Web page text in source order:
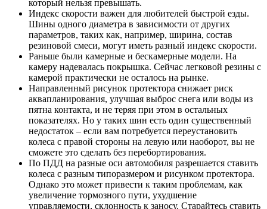
который нельзя превышать.
Индекс скорости важен для любителей быстрой езды.
Шины одного диаметра в зависимости от других
параметров, таких как, например, ширина, состав
резиновой смеси, могут иметь разный индекс скорости.
Раньше были камерные и бескамерные модели. На
камеру надевалась покрышка. Сейчас легковой резины с
камерой практически не осталось на рынке.
Направленный рисунок протектора снижает риск
аквапланирования, улучшая выброс снега или воды из
пятна контакта, и не теряя при этом в остальных
показателях. Но у таких шин есть один существенный
недостаток – если вам потребуется переустановить
колеса с правой стороны на левую или наоборот, вы не
сможете это сделать без перебортирования.
По ПДД на разные оси автомобиля разрешается ставить
колеса с разным типоразмером и рисунком протектора.
Однако это может привести к таким проблемам, как
увеличение тормозного пути, ухудшение
управляемости, склонность к заносу. Старайтесь ставить